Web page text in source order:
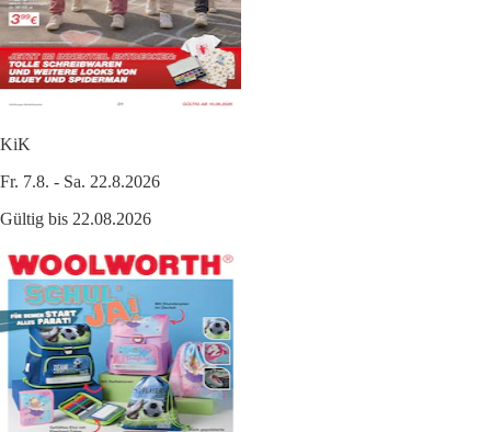
KiK
Fr. 7.8. - Sa. 22.8.2026
Gültig bis 22.08.2026